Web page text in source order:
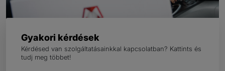
Gyakori kérdések
Kérdésed van szolgáltatásainkkal kapcsolatban? Kattints és
tudj meg többet!